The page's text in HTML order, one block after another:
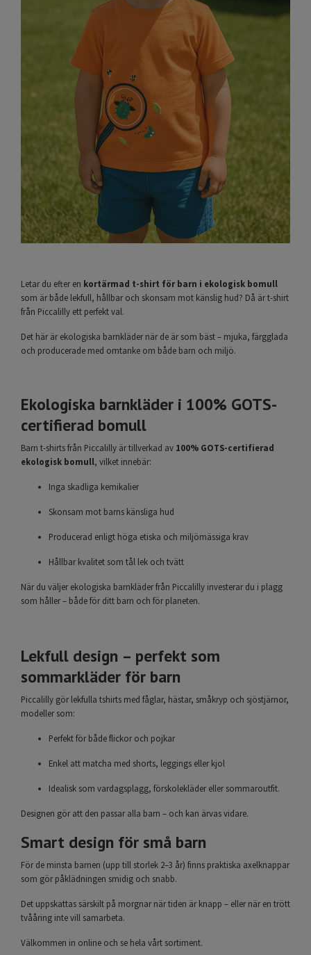
Letar du efter en kortärmad t-shirt för barn i ekologisk bomull
som är både lekfull, hållbar och skonsam mot känslig hud? Då är t-shirt
från Piccalilly ett perfekt val.
Det här är ekologiska barnkläder när de är som bäst – mjuka, färgglada
och producerade med omtanke om både barn och miljö.
Ekologiska barnkläder i 100% GOTS-
certifierad bomull
Barn t-shirts från Piccalilly är tillverkad av 100% GOTS-certifierad
ekologisk bomull, vilket innebär:
Inga skadliga kemikalier
Skonsam mot barns känsliga hud
Producerad enligt höga etiska och miljömässiga krav
Hållbar kvalitet som tål lek och tvätt
När du väljer ekologiska barnkläder från Piccalilly investerar du i plagg
som håller – både för ditt barn och för planeten.
Lekfull design – perfekt som
sommarkläder för barn
Piccalilly gör lekfulla tshirts med fåglar, hästar, småkryp och sjöstjärnor,
modeller som:
Perfekt för både flickor och pojkar
Enkel att matcha med shorts, leggings eller kjol
Idealisk som vardagsplagg, förskolekläder eller sommaroutfit.
Designen gör att den passar alla barn – och kan ärvas vidare.
Smart design för små barn
För de minsta barnen (upp till storlek 2–3 år) finns praktiska axelknappar
som gör påklädningen smidig och snabb.
Det uppskattas särskilt på morgnar när tiden är knapp – eller när en trött
tvååring inte vill samarbeta.
Välkommen in online och se hela vårt sortiment.